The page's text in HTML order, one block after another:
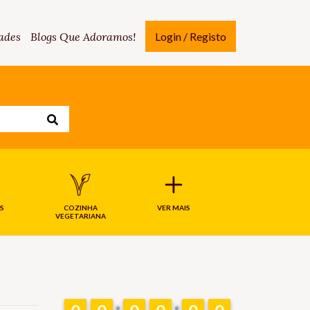
Blogs Que Adoramos! Login / Registo
COZINHA
VEGETARIANA
VER MAIS